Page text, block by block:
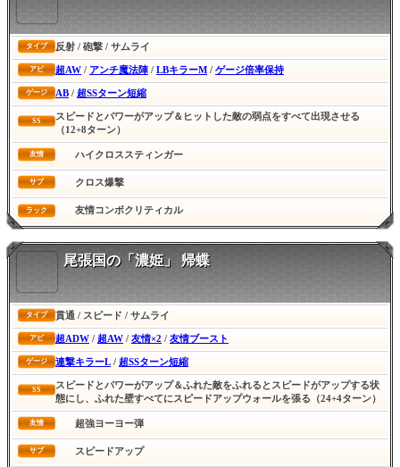
タイプ 反射 / 砲撃 / サムライ
アビ 超AW / アンチ魔法陣 / LBキラーM / ゲージ倍率保持
ゲージ AB / 超SSターン短縮
SS
スピードとパワーがアップ＆ヒットした敵の弱点をすべて出現させる
（12+8ターン）
友情 ハイクロススティンガー
サブ クロス爆撃
ラック 友情コンボクリティカル
尾張国の「濃姫」 帰蝶
タイプ 貫通 / スピード / サムライ
アビ 超ADW / 超AW / 友情×2 / 友情ブースト
ゲージ 連撃キラーL / 超SSターン短縮
SS
スピードとパワーがアップ＆ふれた敵をふれるとスピードがアップする状
態にし、ふれた壁すべてにスピードアップウォールを張る（24+4ターン）
友情 超強ヨーヨー弾
サブ スピードアップ